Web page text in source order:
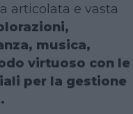
articolata e vasta
musica,
virtuoso con le
per la gestione